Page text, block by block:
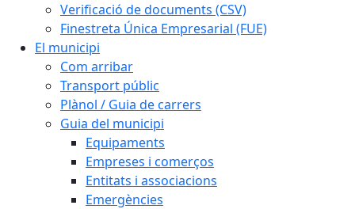
Verificació de documents (CSV)
Finestreta Única Empresarial (FUE)
El municipi
Com arribar
Transport públic
Plànol / Guia de carrers
Guia del municipi
Equipaments
Empreses i comerços
Entitats i associacions
Emergències